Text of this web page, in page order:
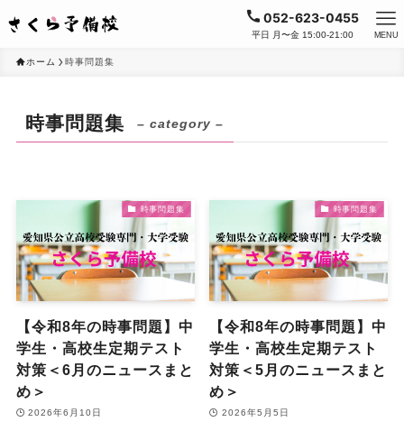
052-623-0455
平日 月〜金 15:00-21:00 MENU
ホーム 時事問題集
時事問題集 – category –
時事問題集
【令和8年の時事問題】中
学生・高校生定期テスト
対策＜6月のニュースまと
め＞
2026年6月10日
時事問題集
【令和8年の時事問題】中
学生・高校生定期テスト
対策＜5月のニュースまと
め＞
2026年5月5日